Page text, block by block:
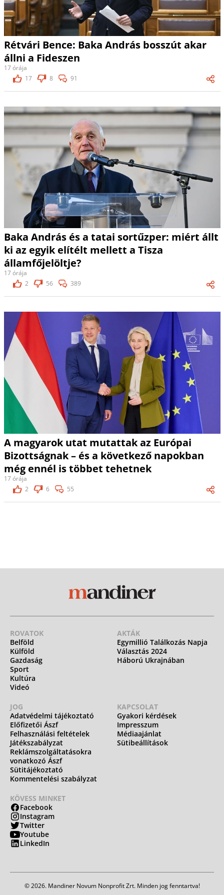
Rétvári Bence: Baka András bosszút akar
állni a Fideszen
17 órája
17
8 91
Baka András és a tatai sortűzper: miért állt
ki az egyik elítélt mellett a Tisza
államfőjelöltje?
17 órája
2
56 389
A magyarok utat mutattak az Európai
Bizottságnak – és a következő napokban
még ennél is többet tehetnek
17 órája
2
6 55
ROVATOK
Belföld
Külföld
Gazdaság
Sport
Kultúra
Videó
AKTÁK
Egymillió Találkozás Napja
Választás 2024
Háború Ukrajnában
JOG
Adatvédelmi tájékoztató
Előfizetői Ászf
Felhasználási feltételek
Játékszabályzat
Reklámszolgáltatásokra
vonatkozó Ászf
Sütitájékoztató
Kommentelési szabályzat
KAPCSOLAT
Gyakori kérdések
Impresszum
Médiaajánlat
Sütibeállítások
KÖVESS MINKET
Facebook
Instagram
Twitter
Youtube
LinkedIn
© 2026. Mandiner Novum Nonprofit Zrt. Minden jog fenntartva!